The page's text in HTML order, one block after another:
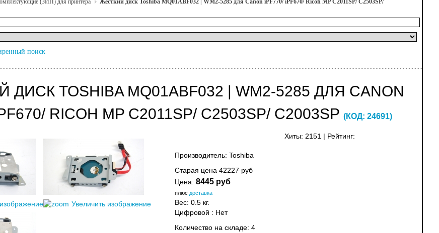
(ЗИП) для принтера
Жесткий диск Toshiba MQ01ABF032 | WM2-5285 для Canon iPF770/ iPF670/ Ricoh MP C2011SP/ C2503SP/
поиск
TOSHIBA MQ01ABF032 | WM2-5285 ДЛЯ CANON
RICOH MP C2011SP/ C2503SP/ C2003SP (КОД: 24691)
Хиты: 2151 Рейтинг:
Увеличить изображение
Производитель: Toshiba
Старая цена42227 руб
Цена: 8445 руб
плюс доставка
Вес: 0.5 кг.
Цифровой : Нет
Количество на складе: 4